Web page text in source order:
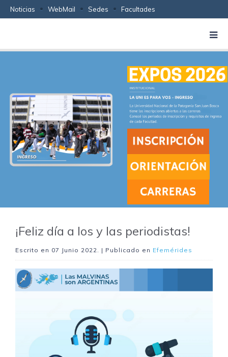
Noticias WebMail Sedes Facultades
¡Feliz día a los y las periodistas!
Escrito en 07 Junio 2022. | Publicado en Efemérides